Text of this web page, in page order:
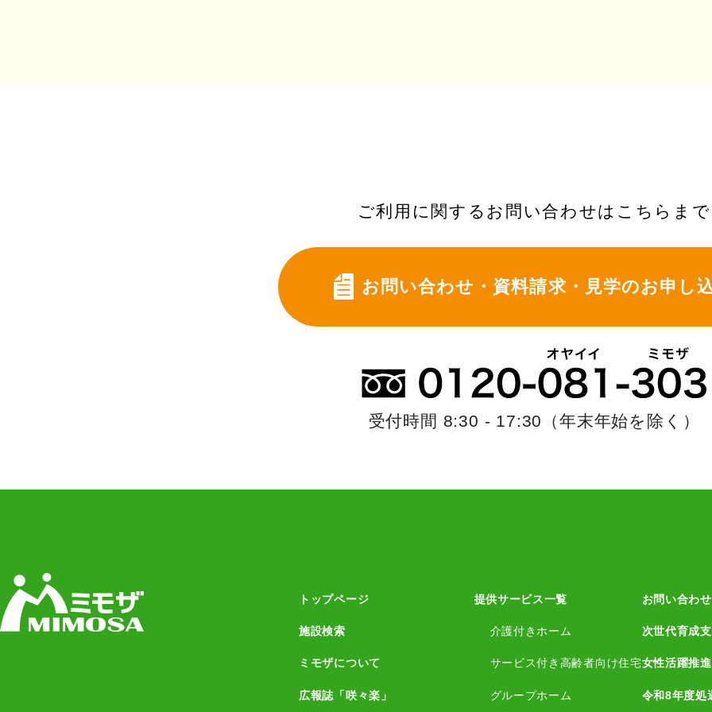
ご利用に関するお問い合わせはこちらまで
お問い合わせ・資料請求・ 見学のお申し
受付時間 8:30 - 17:30 （年末年始を除く）
トップページ
施設検索
ミモザについて
広報誌「咲々楽」
提供サービス一覧
介護付きホーム
サービス付き高齢者向け住宅
グループホーム
お問い合わ
次世代育成
女性活躍推
令和8年度処